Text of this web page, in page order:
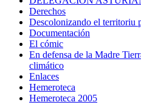
Derechos
Descolonizando el territoriu
Documentación
El cómic
En defensa de la Madre
climático
Enlaces
Hemeroteca
Hemeroteca 2005